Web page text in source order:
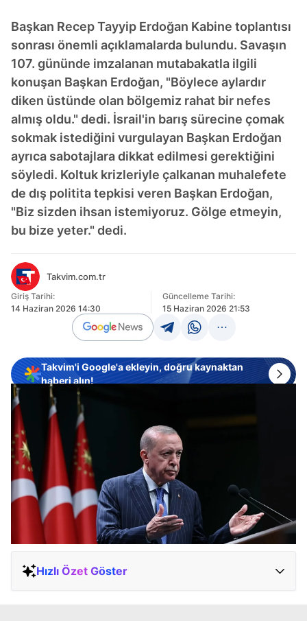
Başkan Recep Tayyip Erdoğan Kabine toplantısı
sonrası önemli açıklamalarda bulundu. Savaşın
107. gününde imzalanan mutabakatla ilgili
konuşan Başkan Erdoğan, "Böylece aylardır
diken üstünde olan bölgemiz rahat bir nefes
almış oldu." dedi. İsrail'in barış sürecine çomak
sokmak istediğini vurgulayan Başkan Erdoğan
ayrıca sabotajlara dikkat edilmesi gerektiğini
söyledi. Koltuk krizleriyle çalkanan muhalefete
de dış politita tepkisi veren Başkan Erdoğan,
"Biz sizden ihsan istemiyoruz. Gölge etmeyin,
bu bize yeter." dedi.
Takvim.com.tr
Giriş Tarihi:
14 Haziran 2026 14:30
Güncelleme Tarihi:
15 Haziran 2026 21:53
Takvim'i Google'a ekleyin, doğru kaynaktan
haberi alın!
Hızlı Özet Göster